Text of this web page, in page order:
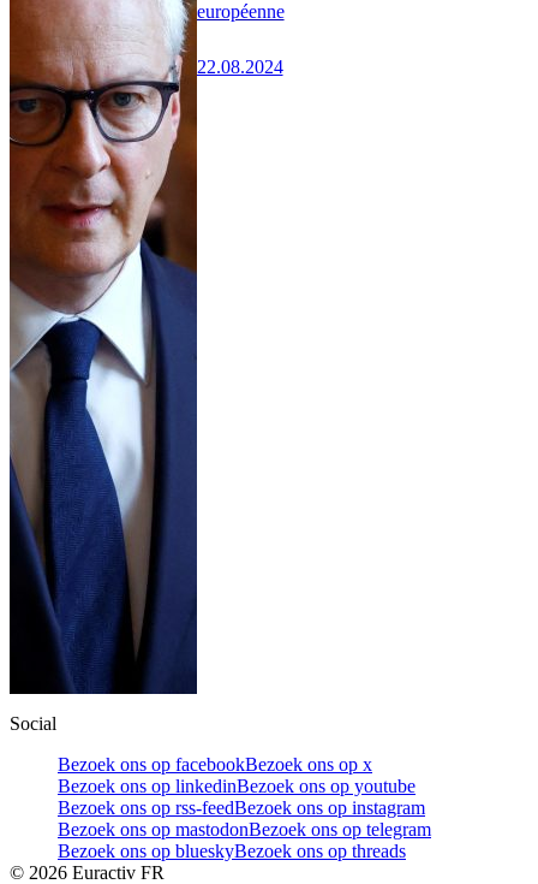
européenne
22.08.2024
Social
Bezoek ons op facebookBezoek ons op x
Bezoek ons op linkedinBezoek ons op youtube
Bezoek ons op rss-feedBezoek ons op instagram
Bezoek ons op mastodonBezoek ons op telegram
Bezoek ons op blueskyBezoek ons op threads
© 2026 Euractiv FR